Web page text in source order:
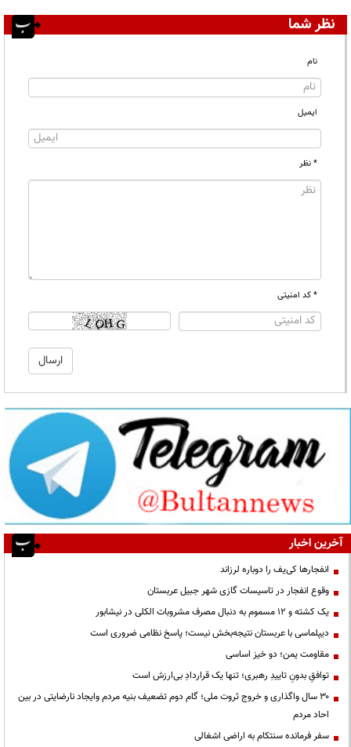
نظر شما
نام
ایمیل
* نظر
* کد امنیتی
آخرین اخبار
انفجارها کی‌یف را دوباره لرزاند
وقوع انفجار در تاسیسات گازی شهر جبیل عربستان
یک کشته و ۱۲ مسموم به دنبال مصرف مشروبات الکلی در نیشابور
دیپلماسی با عربستان نتیجه‌بخش نیست؛ پاسخ نظامی ضروری است
مقاومت یمن؛ دو خیز اساسی
توافقِ بدونِ تاییدِ رهبری؛ تنها یک قراردادِ بی‌ارزش است
۳۰ سال واگذاری و خروج ثروت ملی؛ گام دوم تضعیف بنیه مردم وایجاد نارضایتی در بین
احاد مردم
سفر فرمانده سنتکام به اراضی اشغالی